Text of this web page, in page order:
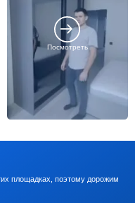
Посмотреть
площадках, поэтому дорожим